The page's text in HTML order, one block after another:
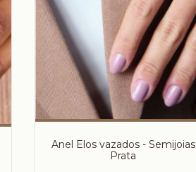
Anel Elos vazados - Semijoias
Prata